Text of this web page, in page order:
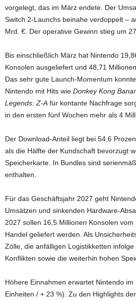
vorgelegt, das im März endete. Der
Switch 2-Launchs beinahe verdoppelt –
Mrd. €. Der operative Gewinn stieg um
Bis einschließlich März hat Nintendo
Konsolen ausgeliefert und 48,71
Das sehr gute Launch-Momentum
Nintendo mit Hits wie Donkey Kong
Legends: Z-A für kontante Nachfrage
in den ersten fünf Wochen mehr als 4
Der Download-Anteil liegt bei 54,6
als die Hälfte der Kundschaft bevorzugt
Speicherkarte. In Bundles sind
enthalten.
Für das Geschäftsjahr 2027 geht
Umsätzen und sinkenden Hardware-
2027 sollen 16,5 Millionen Konsolen
Handel geliefert werden. Als
Zölle, die anfälligen Logistikketten
Konflikten sowie die weiterhin hohen
Höhere Einnahmen erwartet Nintendo im
Einheiten / + 23 %). Zu den Highlights